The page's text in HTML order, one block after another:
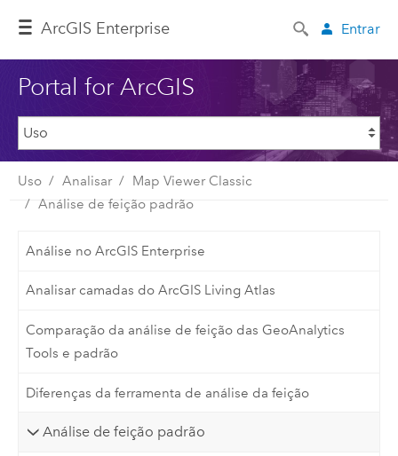
ArcGIS Enterprise Entrar
Portal for ArcGIS
Uso Analisar
Map Viewer Classic
Análise de feição padrão
Análise no ArcGIS Enterprise
Analisar camadas do ArcGIS Living Atlas
Comparação da análise de feição das GeoAnalytics
Tools e padrão
Diferenças da ferramenta de análise da feição
Análise de feição padrão